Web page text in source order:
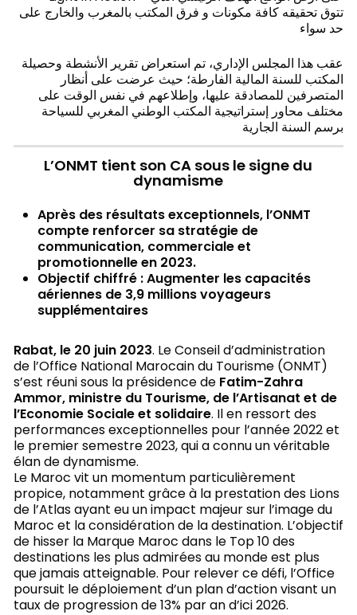
تتوق تحقيقه كافة مكونات و فرق المكتب بالمغرب والخارج على
حد سواء
عقب هذا المجلس الإداري، تم استعراض تقرير الأنشطة وحصيلة
المكتب للسنة المالية الفارطة؛ حيث عرضت على أنظار
المتصرفين للمصادقة عليها، وإطلاعهم في نفس الوقت على
مختلف محاور إستراتيجية المكتب الوطني المغربي للسياحة
برسم السنة الجارية
L’ONMT tient son CA sous le signe du
dynamisme
Après des résultats exceptionnels, l’ONMT
compte renforcer sa stratégie de
communication, commerciale et
promotionnelle en 2023.
Objectif chiffré : Augmenter les capacités
aériennes de 3,9 millions voyageurs
supplémentaires
Rabat, le 20 juin 2023. Le Conseil d’administration
de l’Office National Marocain du Tourisme (ONMT)
s’est réuni sous la présidence de Fatim-Zahra
Ammor, ministre du Tourisme, de l’Artisanat et de
l’Economie Sociale et solidaire. Il en ressort des
performances exceptionnelles pour l’année 2022 et
le premier semestre 2023, qui a connu un véritable
élan de dynamisme.
Le Maroc vit un momentum particulièrement
propice, notamment grâce à la prestation des Lions
de l’Atlas ayant eu un impact majeur sur l’image du
Maroc et la considération de la destination. L’objectif
de hisser la Marque Maroc dans le Top 10 des
destinations les plus admirées au monde est plus
que jamais atteignable. Pour relever ce défi, l’Office
poursuit le déploiement d’un plan d’action visant un
taux de progression de 13% par an d’ici 2026.